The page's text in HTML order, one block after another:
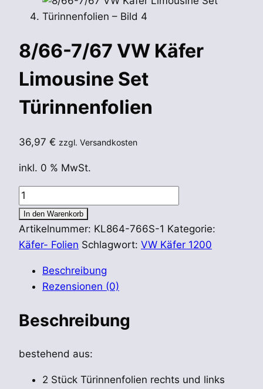
8/66-7/67 VW Käfer
Limousine Set
Türinnenfolien
36,97 € zzgl. Versandkosten
inkl. 0 % MwSt.
8/66-
7/67
VW
Käfer
Set
Türinnenfolien
In den Warenkorb
Artikelnummer: KL864-766S-1 Kategorie:
Käfer- Folien Schlagwort: VW Käfer 1200
Beschreibung
Rezensionen (0)
Beschreibung
bestehend aus:
2 Stück Türinnenfolien rechts und links